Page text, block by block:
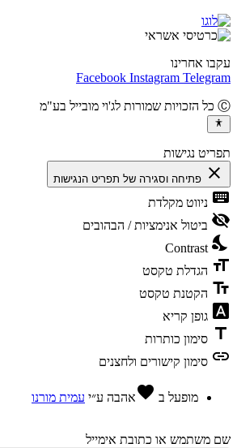
אחרינו
Facebook Instagram
נגישות
פתיחה וסגירה של תפריט הנגישות
ניווט מקלדת
ביטול אנימציות / הבהובים
Contrast
הגדלת טקסט
הקטנת טקסט
גופן קריא
סימון כותרות
סימון קישורים ולחצנים
מופעל בfavorite אהבהע״י עמית מורנו
או כתובת אימייל